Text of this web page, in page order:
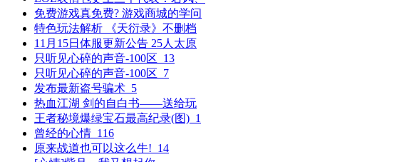
免费游戏真免费? 游戏商城的学问
特色玩法解析 《天衍录》不删档
11月15日体服更新公告 25人太原
只听见心碎的声音-100区_13
只听见心碎的声音-100区_7
发布最新盗号骗术_5
热血江湖 剑的自白书――送给玩
王者秘境爆绿宝石最高纪录(图)_1
曾经的心情_116
原来战道也可以这么牛!_14